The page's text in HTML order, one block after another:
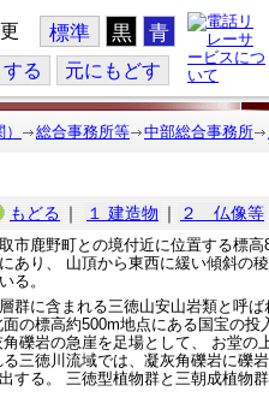
標準 黒 青
る 元にもどす
総合事務所等 中部総合事務所
もどる ｜ １ 建造物 ｜ ２ 仏像等
市鹿野町との境付近に位置する標
あり、 山頂から東西に緩い傾斜の
る。
群に含まれる三徳山安山岩類と呼
の標高約500m地点にある国宝の
礫岩の急崖を足場として、 お堂
三徳川流域では、凝灰角礫岩に礫
する。 三徳型植物群と三朝成植物